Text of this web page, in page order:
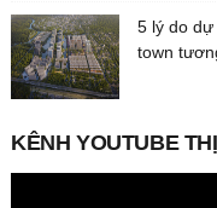
5 lý do
town
KÊNH YOUTUBE